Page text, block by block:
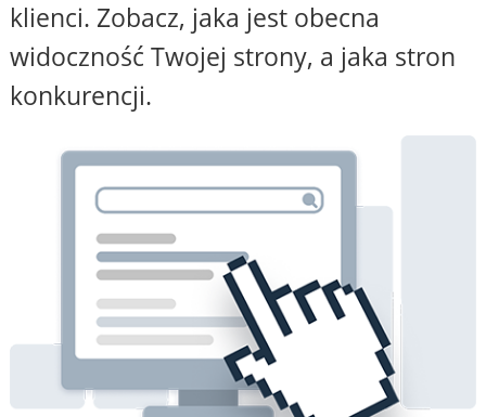
klienci. Zobacz, jaka jest obecna
widoczność Twojej strony, a jaka stron
konkurencji.